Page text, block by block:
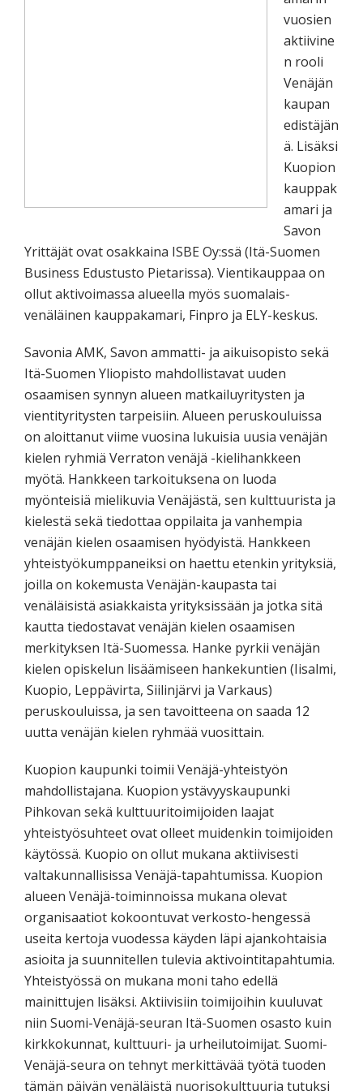
vuosien
aktiivine
n rooli
Venäjän
kaupan
edistäjän
ä. Lisäksi
Kuopion
kauppak
amari ja
Savon
Yrittäjät ovat osakkaina ISBE Oy:ssä (Itä-Suomen
Business Edustusto Pietarissa). Vientikauppaa on
ollut aktivoimassa alueella myös suomalais-
venäläinen kauppakamari, Finpro ja ELY-keskus.
Savonia AMK, Savon ammatti- ja aikuisopisto sekä
Itä-Suomen Yliopisto mahdollistavat uuden
osaamisen synnyn alueen matkailuyritysten ja
vientityritysten tarpeisiin. Alueen peruskouluissa
on aloittanut viime vuosina lukuisia uusia venäjän
kielen ryhmiä Verraton venäjä -kielihankkeen
myötä. Hankkeen tarkoituksena on luoda
myönteisiä mielikuvia Venäjästä, sen kulttuurista ja
kielestä sekä tiedottaa oppilaita ja vanhempia
venäjän kielen osaamisen hyödyistä. Hankkeen
yhteistyökumppaneiksi on haettu etenkin yrityksiä,
joilla on kokemusta Venäjän-kaupasta tai
venäläisistä asiakkaista yrityksissään ja jotka sitä
kautta tiedostavat venäjän kielen osaamisen
merkityksen Itä-Suomessa. Hanke pyrkii venäjän
kielen opiskelun lisäämiseen hankekuntien (Iisalmi,
Kuopio, Leppävirta, Siilinjärvi ja Varkaus)
peruskouluissa, ja sen tavoitteena on saada 12
uutta venäjän kielen ryhmää vuosittain.
Kuopion kaupunki toimii Venäjä-yhteistyön
mahdollistajana. Kuopion ystävyyskaupunki
Pihkovan sekä kulttuuritoimijoiden laajat
yhteistyösuhteet ovat olleet muidenkin toimijoiden
käytössä. Kuopio on ollut mukana aktiivisesti
valtakunnallisissa Venäjä-tapahtumissa. Kuopion
alueen Venäjä-toiminnoissa mukana olevat
organisaatiot kokoontuvat verkosto-hengessä
useita kertoja vuodessa käyden läpi ajankohtaisia
asioita ja suunnitellen tulevia aktivointitapahtumia.
Yhteistyössä on mukana moni taho edellä
mainittujen lisäksi. Aktiivisiin toimijoihin kuuluvat
niin Suomi-Venäjä-seuran Itä-Suomen osasto kuin
kirkkokunnat, kulttuuri- ja urheilutoimijat. Suomi-
Venäjä-seura on tehnyt merkittävää työtä tuoden
tämän päivän venäläistä nuorisokulttuuria tutuksi